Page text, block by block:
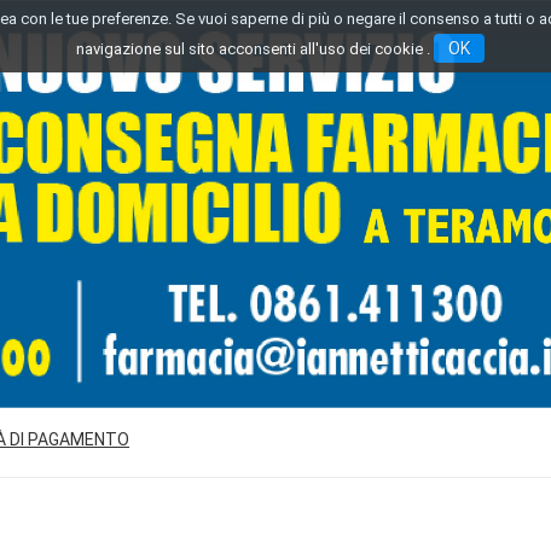
con le tue preferenze. Se vuoi saperne di più o negare il consenso a tutti o
navigazione sul sito acconsenti all'uso dei cookie .
OK
DI PAGAMENTO